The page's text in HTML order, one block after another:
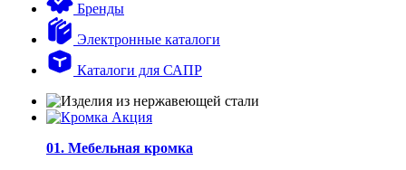
Бренды
Электронные каталоги
Каталоги для САПР
01. Мебельная кромка